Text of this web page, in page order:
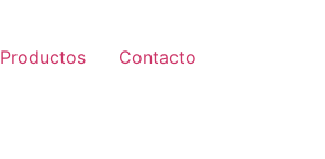
Productos Contacto